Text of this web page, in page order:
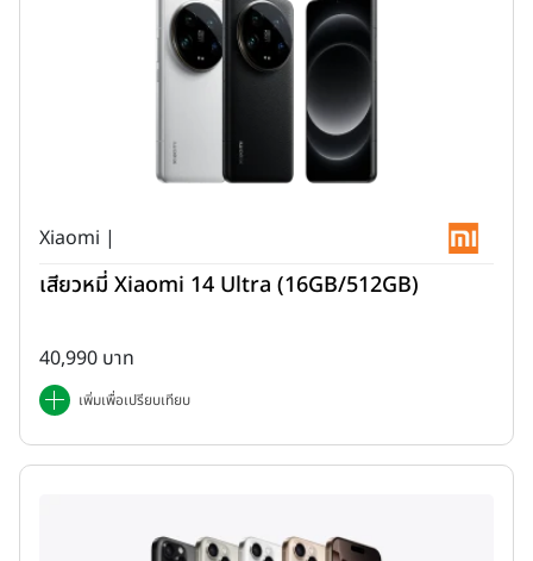
Xiaomi |
เสียวหมี่ Xiaomi 14 Ultra (16GB/512GB)
40,990 บาท
เพิ่มเพื่อเปรียบเทียบ